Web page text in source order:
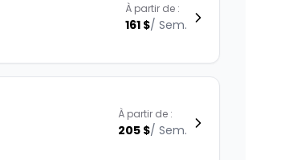
À partir de :
161 $/ Sem.
À partir de :
205 $/ Sem.